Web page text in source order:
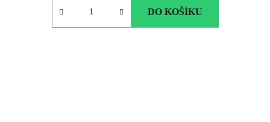
DO KOŠÍKU